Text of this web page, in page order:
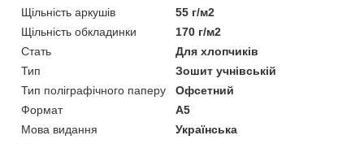
Щільність аркушів
55 г/м2
Щільність обкладинки
170 г/м2
Стать
Для хлопчиків
Тип
Зошит учнівській
Тип поліграфічного паперу
Офсетний
Формат
A5
Мова видання
Українська